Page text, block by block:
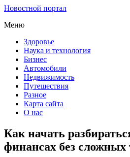
Новостной портал
Меню
Здоровье
Наука и технология
Бизнес
Автомобили
Недвижимость
Путешествия
Разное
Карта сайта
О нас
Как начать
финансах без сложных